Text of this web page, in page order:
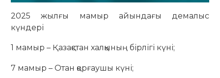
2025 жылғы мамыр айындағы демалыс
күндері
1 мамыр – Қазақстан халқының бірлігі күні;
7 мамыр – Отан қорғаушы күні;